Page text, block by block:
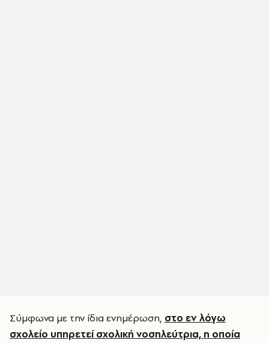
Σύμφωνα με την ίδια ενημέρωση, στο εν λόγω
σχολείο υπηρετεί σχολική νοσηλεύτρια, η οποία